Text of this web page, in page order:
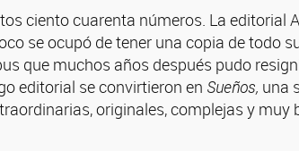
ciento cuarenta números. La editorial
se ocupó de tener una copia de todo
que muchos años después pudo
editorial se convirtieron en Sueños, una
originales, complejas y muy